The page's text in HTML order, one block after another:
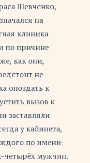
Шевченко,
на
клиника
по причине
как они,
не
опоздать к
вызов к
заставляли
у кабинета,
по имени-
четырёх мужчин.